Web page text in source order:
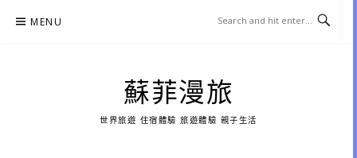
MENU
蘇菲漫旅
世界旅遊 住宿體驗 旅遊體驗 親子生活